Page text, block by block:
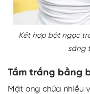
Kết hợp bột ngọc
sáng
Tắm trắng bằng
Mật ong chứa nhiều